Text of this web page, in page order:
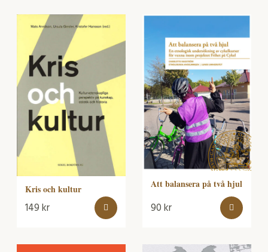
Kris och kultur
149kr
Att balansera på två hjul
90kr